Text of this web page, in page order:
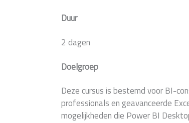
Duur
2 dagen
Doelgroep
Deze cursus is bestemd voor BI-
professionals en geavanceerde
mogelijkheden die Power BI